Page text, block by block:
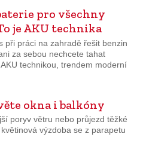
pro všechny
je AKU technika
při práci na zahradě řešit benzin
za sebou nechcete tahat
technikou, trendem moderní
okna i balkóny
poryv větru nebo průjezd těžké
výzdoba se z parapetu